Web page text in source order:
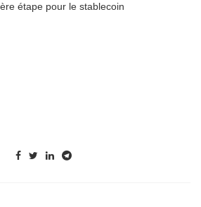
étape pour le stablecoin